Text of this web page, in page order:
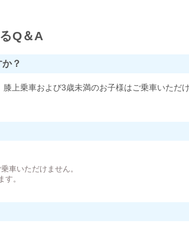
Q＆A
？
上乗車および3歳未満のお子様はご乗車いただ
車いただけません。
。